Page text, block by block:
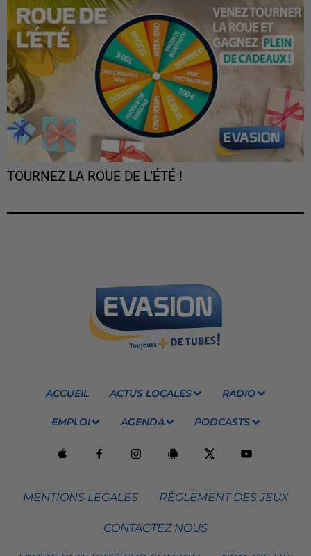
TOURNEZ LA ROUE DE L'ÉTÉ !
ACCUEIL ACTUS LOCALES RADIO
EMPLOI AGENDA PODCASTS
MENTIONS LEGALES RÈGLEMENT DES JEUX
CONTACTEZ NOUS